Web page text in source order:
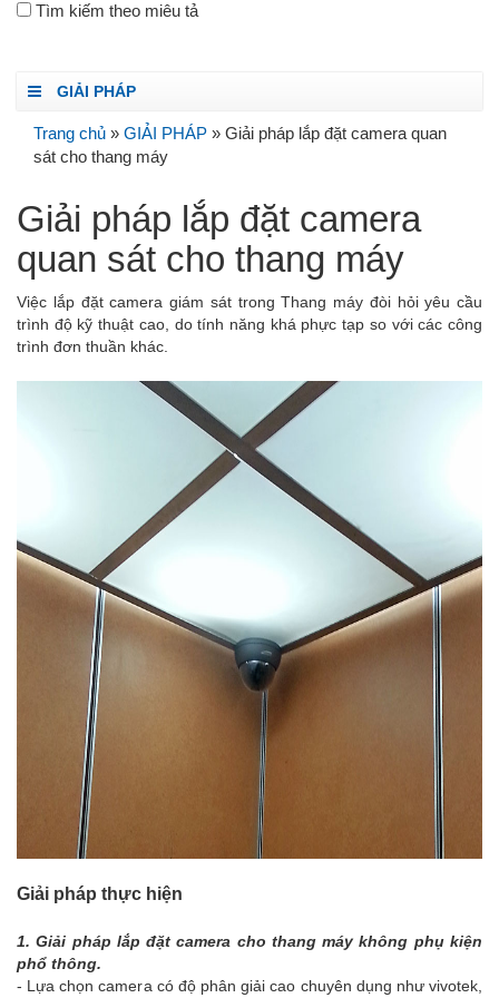
Tìm kiếm theo miêu tả
GIẢI PHÁP
Trang chủ » GIẢI PHÁP » Giải pháp lắp đặt camera quan
sát cho thang máy
Giải pháp lắp đặt camera
quan sát cho thang máy
Việc lắp đặt camera giám sát trong Thang máy đòi hỏi yêu cầu
trình độ kỹ thuật cao, do tính năng khá phực tạp so với các công
trình đơn thuần khác.
Giải pháp thực hiện
1. Giải pháp lắp đặt camera cho thang máy không phụ kiện
phổ thông.
- Lựa chọn camera có độ phân giải cao chuyên dụng như vivotek,